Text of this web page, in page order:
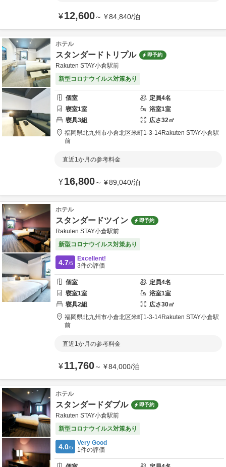
¥12,600～ ¥84,840/泊
ホテル
スタンダードトリプル 即予約
Rakuten STAY小倉駅前
新型コロナウイルス対策あり
個室 定員4名
寝室1室 浴室1室
寝具3組 広さ32㎡
福岡県北九州市小倉北区米町1-3-14Rakuten STAY小倉駅
前
直近1か月の参考料金
¥16,800～ ¥89,040/泊
ホテル
スタンダードツイン 即予約
Rakuten STAY小倉駅前
新型コロナウイルス対策あり
4.7/5
Excellent!
3件の評価
個室 定員4名
寝室1室 浴室1室
寝具2組 広さ30㎡
福岡県北九州市小倉北区米町1-3-14Rakuten STAY小倉駅
前
直近1か月の参考料金
¥11,760～ ¥84,000/泊
ホテル
スタンダードダブル 即予約
Rakuten STAY小倉駅前
新型コロナウイルス対策あり
4.0/5
Very Good
1件の評価